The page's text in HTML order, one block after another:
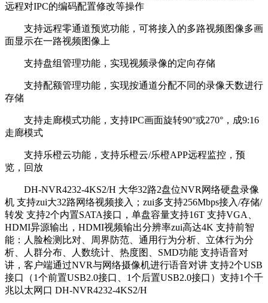
远程对IPC的编码配置修改等操作
支持远程零通道预览功能，可将接入的多路视频图像多画
面显示在一路视频图像上
支持盘组管理功能，实现视频录像的定向存储
支持配额管理功能，实现按通道分配不同的录像天数进行
存储
支持走廊模式功能，支持IPC画面旋转90°或270°，成9:16
走廊模式
支持乐橙云功能，支持乐橙云/乐橙APP远程监控，预
览，回放
DH-NVR4232-4KS2/H 大华32路2盘位NVR网络硬盘录像
机 支持zui大32路网络视频接入；zui多支持256Mbps接入/存储/
转发 支持2个内置SATA接口，单盘容量支持16T 支持VGA、
HDMI异源输出，HDMI视频输出分辨率zui高达4K 支持前智
能：人脸检测比对、周界防范、通用行为分析、立体行为分
析、人群分布、人数统计、热度图、SMD功能 支持语音对
讲，客户端通过NVR与网络摄像机进行语音对讲 支持2个USB
接口（1个前置USB2.0接口、1个后置USB2.0接口）支持1个千
兆以太网口 DH-NVR4232-4KS2/H